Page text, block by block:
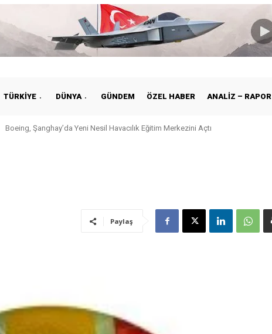
TÜRKIYE DÜNYA GÜNDEM ÖZEL HABER ANALIZ – RAPOR
Boeing, Şanghay’da Yeni Nesil Havacılık Eğitim Merkezini Açtı
Türkiye ile Vietnam Arasında Hava Ulaştırmasında Yeni Dönem
Paylaş